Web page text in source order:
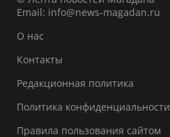
Email: info@news-magadan.ru
О нас
Контакты
Редакционная политика
Политика конфиденциальности
Правила пользования сайтом